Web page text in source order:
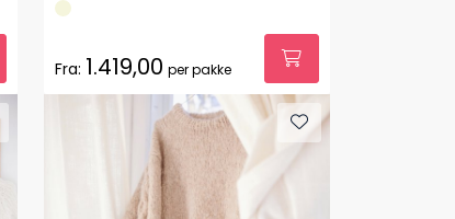
Fra: 1.419,00 per pakke